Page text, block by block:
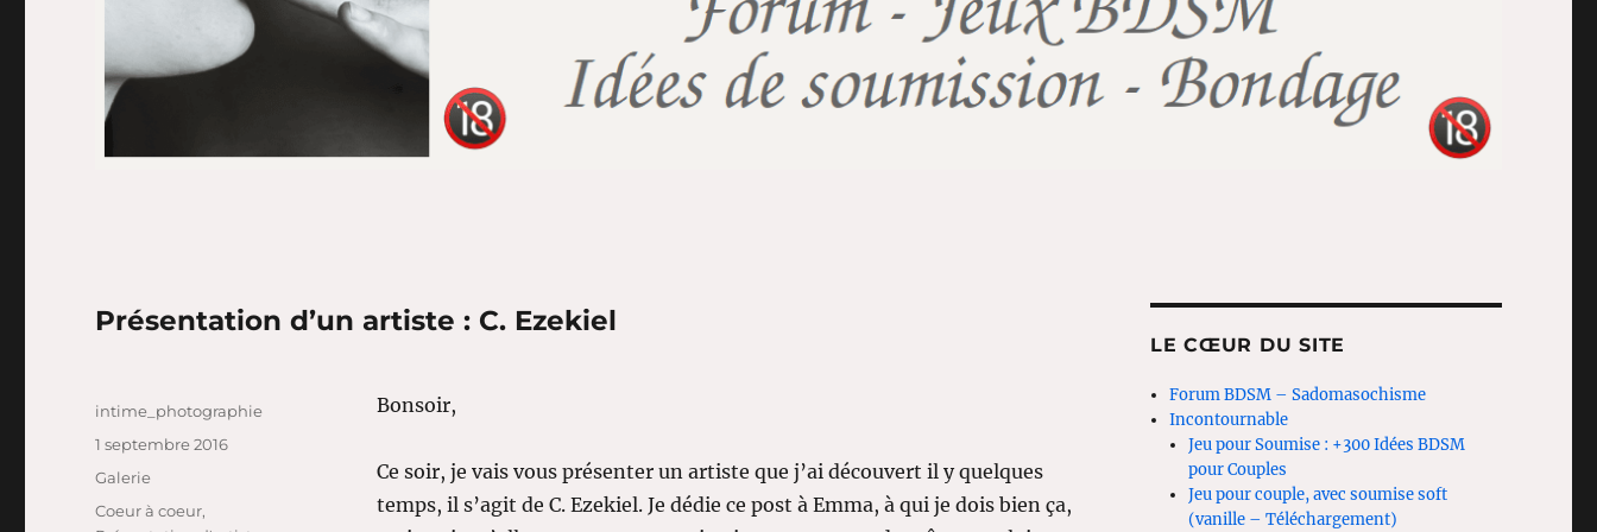
Présentation d’un artiste : C. Ezekiel
Bonsoir,
Ce soir, je vais vous présenter un artiste que j’ai découvert il y quelques
temps, il s’agit de C. Ezekiel. Je dédie ce post à Emma, à qui je dois bien ça,
Auteur
intime_photographie
Publié
1 septembre 2016
Format
Galerie
Catégories
Coeur à coeur,
LE CŒUR DU SITE
Forum BDSM – Sadomasochisme
Incontournable
Jeu pour Soumise : +300 Idées BDSM
pour Couples
Jeu pour couple, avec soumise soft
(vanille – Téléchargement)